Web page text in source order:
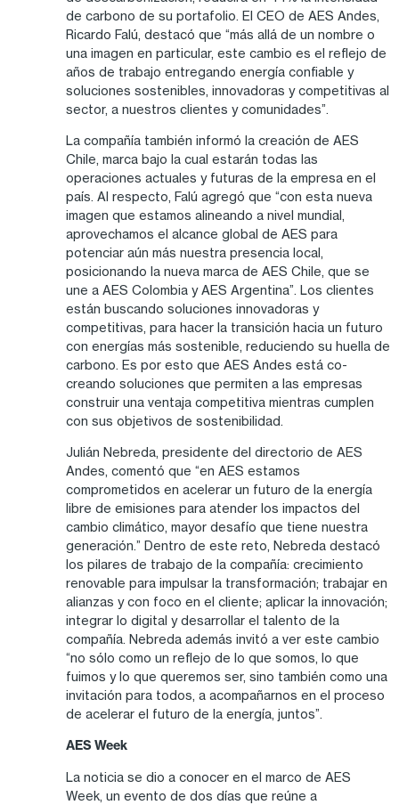
de carbono de su portafolio. El CEO de AES Andes,
Ricardo Falú, destacó que “más allá de un nombre o
una imagen en particular, este cambio es el reflejo de
años de trabajo entregando energía confiable y
soluciones sostenibles, innovadoras y competitivas al
sector, a nuestros clientes y comunidades”.
La compañía también informó la creación de AES
Chile, marca bajo la cual estarán todas las
operaciones actuales y futuras de la empresa en el
país. Al respecto, Falú agregó que “con esta nueva
imagen que estamos alineando a nivel mundial,
aprovechamos el alcance global de AES para
potenciar aún más nuestra presencia local,
posicionando la nueva marca de AES Chile, que se
une a AES Colombia y AES Argentina”. Los clientes
están buscando soluciones innovadoras y
competitivas, para hacer la transición hacia un futuro
con energías más sostenible, reduciendo su huella de
carbono. Es por esto que AES Andes está co-
creando soluciones que permiten a las empresas
construir una ventaja competitiva mientras cumplen
con sus objetivos de sostenibilidad.
Julián Nebreda, presidente del directorio de AES
Andes, comentó que “en AES estamos
comprometidos en acelerar un futuro de la energía
libre de emisiones para atender los impactos del
cambio climático, mayor desafío que tiene nuestra
generación.” Dentro de este reto, Nebreda destacó
los pilares de trabajo de la compañía: crecimiento
renovable para impulsar la transformación; trabajar en
alianzas y con foco en el cliente; aplicar la innovación;
integrar lo digital y desarrollar el talento de la
compañía. Nebreda además invitó a ver este cambio
“no sólo como un reflejo de lo que somos, lo que
fuimos y lo que queremos ser, sino también como una
invitación para todos, a acompañarnos en el proceso
de acelerar el futuro de la energía, juntos”.
AES Week
La noticia se dio a conocer en el marco de AES
Week, un evento de dos días que reúne a